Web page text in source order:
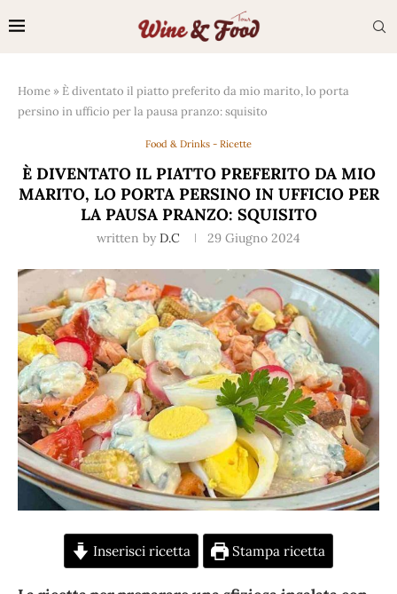
Home » È diventato il piatto preferito da mio marito, lo porta
persino in ufficio per la pausa pranzo: squisito
Food & Drinks - Ricette
È DIVENTATO IL PIATTO PREFERITO DA MIO
MARITO, LO PORTA PERSINO IN UFFICIO PER
LA PAUSA PRANZO: SQUISITO
written by D.C 29 Giugno 2024
Inserisci ricetta Stampa ricetta